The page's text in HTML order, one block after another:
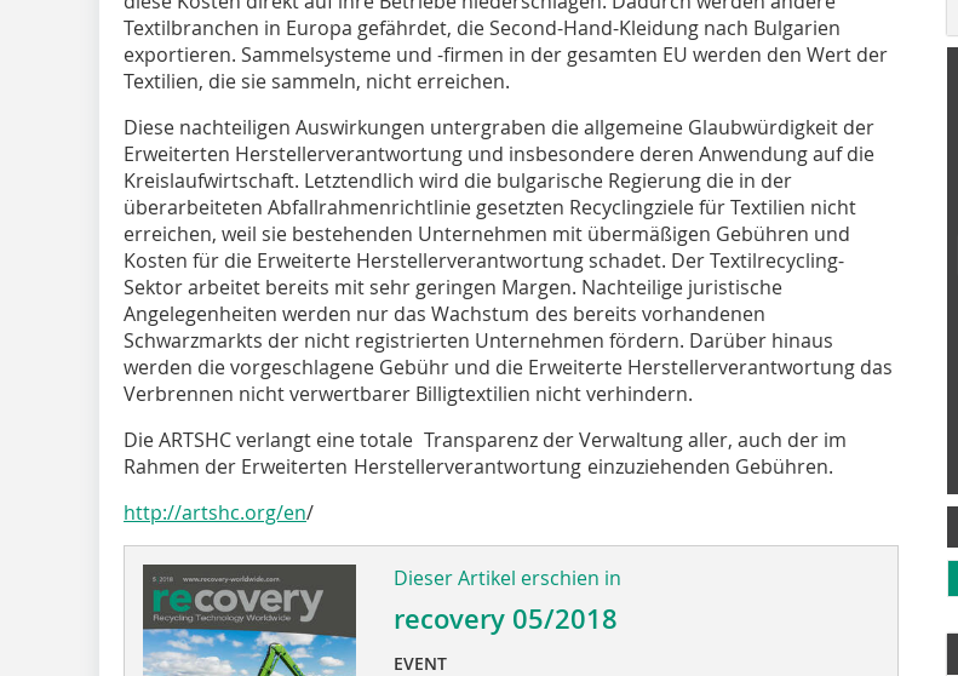
Textilbranchen in Europa gefährdet, die Second-Hand-Kleidung nach Bulgarien
exportieren. Sammelsysteme und -firmen in der gesamten EU werden den Wert der
Textilien, die sie sammeln, nicht erreichen.
Diese nachteiligen Auswirkungen untergraben die allgemeine Glaubwürdigkeit der
Erweiterten Herstellerverantwortung und insbesondere deren Anwendung auf die
Kreislaufwirtschaft. Letztendlich wird die bulgarische Regierung die in der
überarbeiteten Abfallrahmenrichtlinie gesetzten Recyclingziele für Textilien nicht
erreichen, weil sie bestehenden Unternehmen mit übermäßigen Gebühren und
Kosten für die Erweiterte Herstellerverantwortung schadet. Der Textilrecycling-
Sektor arbeitet bereits mit sehr geringen Margen. Nachteilige juristische
Angelegenheiten werden nur das Wachstum des bereits vorhandenen
Schwarzmarkts der nicht registrierten Unternehmen fördern. Darüber hinaus
werden die vorgeschlagene Gebühr und die Erweiterte Herstellerverantwortung das
Verbrennen nicht verwertbarer Billigtextilien nicht verhindern.
Die ARTSHC verlangt eine totale Transparenz der Verwaltung aller, auch der im
Rahmen der Erweiterten Herstellerverantwortung einzuziehenden Gebühren.
http://artshc.org/en/
Dieser Artikel erschien in
recovery 05/2018
EVENT